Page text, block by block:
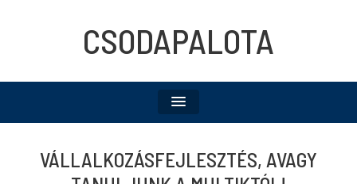
CSODAPALOTA
VÁLLALKOZÁSFEJLESZTÉS, AVAGY